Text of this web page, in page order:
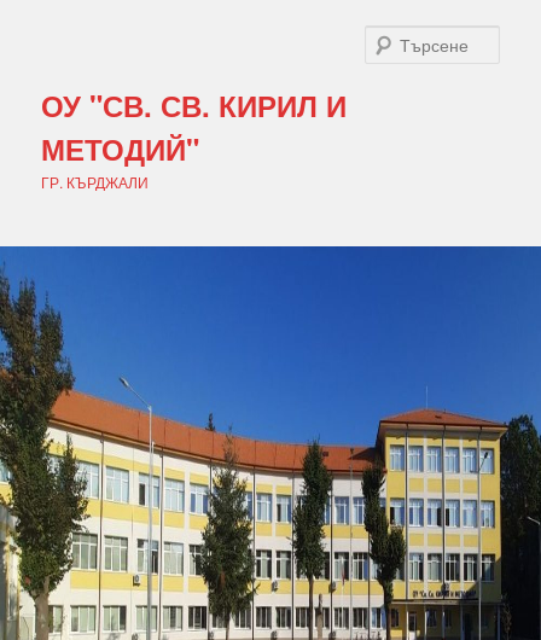
ОУ "СВ. СВ. КИРИЛ И
МЕТОДИЙ"
ГР. КЪРДЖАЛИ